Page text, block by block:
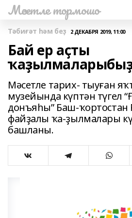
Мәсетле тормошо
Тәбиғәт һәм беҙ 2 ДЕКАБРЯ 2019, 11:00
Бай ер аҫты
Мәсетле тарих- тыуған
музейында күптән түгел
донъяһы” Баш-ҡортостан
файҙалы ҡа-ҙылмалары
башланы.